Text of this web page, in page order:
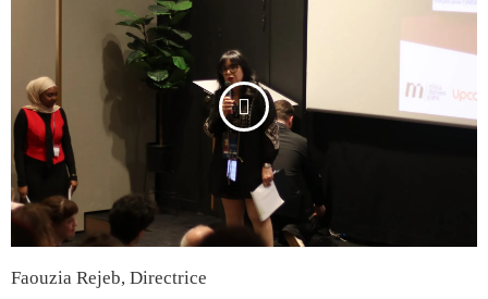
Faouzia Rejeb, Directrice